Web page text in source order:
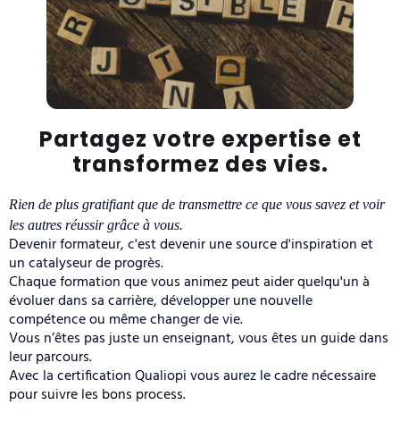
Partagez votre expertise et
transformez des vies.
Rien de plus gratifiant que de transmettre ce que vous savez et voir
les autres réussir grâce à vous.
Devenir formateur, c'est devenir une source d'inspiration et
un catalyseur de progrès.
Chaque formation que vous animez peut aider quelqu'un à
évoluer dans sa carrière, développer une nouvelle
compétence ou même changer de vie.
Vous n’êtes pas juste un enseignant, vous êtes un guide dans
leur parcours.
Avec la certification Qualiopi vous aurez le cadre nécessaire
pour suivre les bons process.